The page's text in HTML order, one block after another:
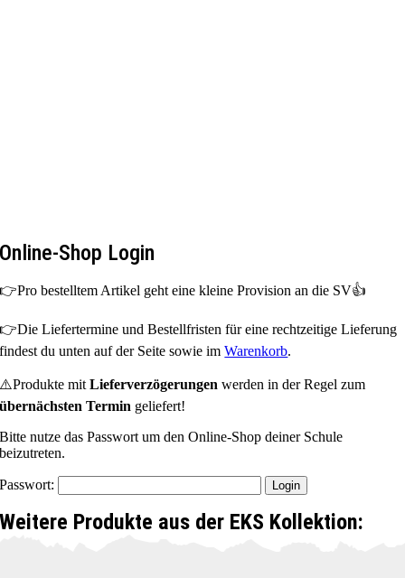
Online-Shop Login
👉Pro bestelltem Artikel geht eine kleine Provision an die SV👍
👉Die Liefertermine und Bestellfristen für eine rechtzeitige Lieferung
findest du unten auf der Seite sowie imWarenkorb.
⚠️Produkte mitLieferverzögerungen werden in der Regel zum
übernächsten Termin geliefert!
Bitte nutze das Passwort um den Online-Shop deiner Schule
beizutreten.
Passwort:
Weitere Produkte aus der EKS Kollektion: